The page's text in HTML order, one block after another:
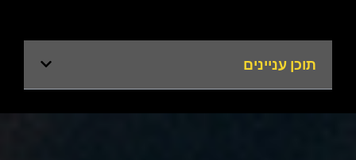
תוכן עניינים